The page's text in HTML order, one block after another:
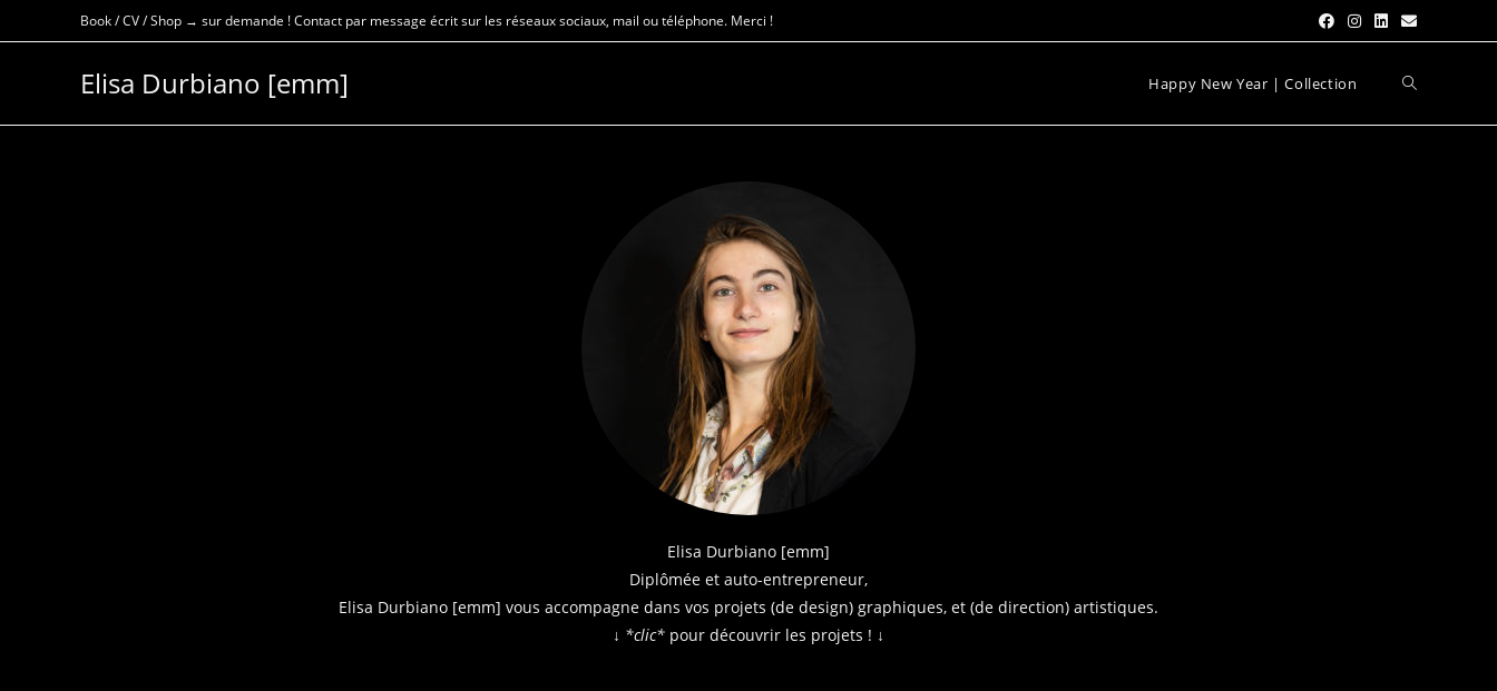
to
Book / CV / Shop → sur demande ! Contact par message écrit sur les réseaux sociaux, mail ou téléphone. Merci !
Elisa Durbiano [emm] Happy New Year | Collection
Elisa Durbiano [emm]
Diplômée et auto-entrepreneur,
Elisa Durbiano [emm] vous accompagne dans vos projets (de design) graphiques, et (de direction) artistiques.
↓ *clic* pour découvrir les projets ! ↓